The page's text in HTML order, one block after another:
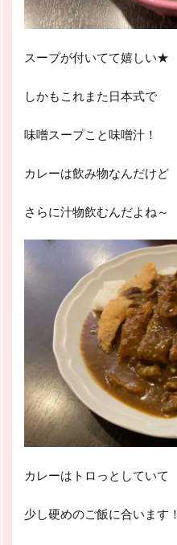
スープが付いてて嬉しい★
しかもこれまた日本式で
味噌スープこと味噌汁！
カレーは飲み物なんだけど
さらに汁物飲むんだよね～
カレーはトロっとしていて
少し硬めのご飯に合います！